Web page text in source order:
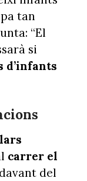
tan
“El
si
d’infants
carrer el
del